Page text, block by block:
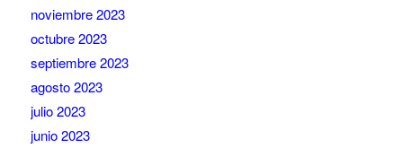
noviembre 2023
octubre 2023
septiembre 2023
agosto 2023
julio 2023
junio 2023